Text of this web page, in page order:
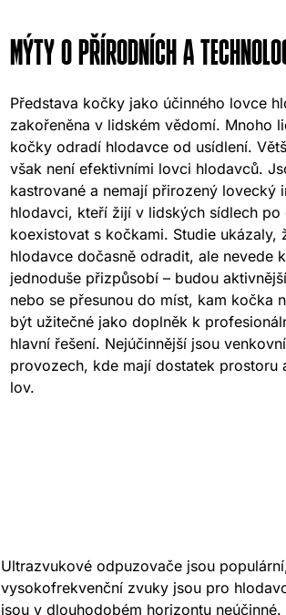
MÝTY O PŘÍRODNÍCH A
Představa kočky jako účinného lovce
zakořeněna v lidském vědomí. Mnoho
kočky odradí hlodavce od usídlení.
však není efektivními lovci hlodavců.
kastrované a nemají přirozený lovecký
hlodavci, kteří žijí v lidských sídlech po
koexistovat s kočkami. Studie
hlodavce dočasně odradit, ale nevede
jednoduše přizpůsobí – budou
nebo se přesunou do míst, kam kočka
být užitečné jako doplněk k
hlavní řešení. Nejúčinnější jsou
provozech, kde mají dostatek prostoru
lov.
Ultrazvukové odpuzovače jsou
vysokofrekvenční zvuky jsou pro
jsou v dlouhodobém horizontu